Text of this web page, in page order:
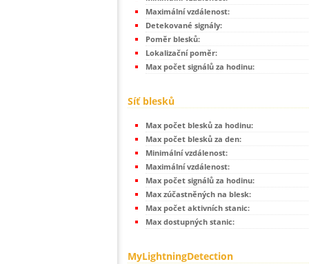
Maximální vzdálenost:
Detekované signály:
Poměr blesků:
Lokalizační poměr:
Max počet signálů za hodinu:
Síť blesků
Max počet blesků za hodinu:
Max počet blesků za den:
Minimální vzdálenost:
Maximální vzdálenost:
Max počet signálů za hodinu:
Max zúčastněných na blesk:
Max počet aktivních stanic:
Max dostupných stanic:
MyLightningDetection